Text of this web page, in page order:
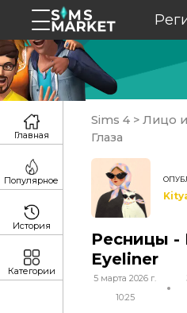
Sims 4 > Лицо
Глаза
Ресницы -
Eyeliner
5 марта 2026 г.
10:25
Главная
Популярное
История
Категории